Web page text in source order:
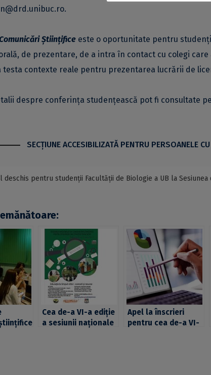
.
Științifice este o oportunitate pentru
de prezentare, de a intra în contact cu colegi
testa contexte reale pentru prezentarea lucrării de
despre conferința studențească pot fi consultate
SECŢIUNE ACCESIBILIZATĂ PENTRU PERSOANELE
deschis pentru studenții Facultății de Biologie a UB la Sesiunea
Cea de-a VI-a ediție
a sesiunii naționale
Apel la înscrieri
pentru cea de-a VI-